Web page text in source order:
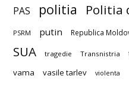
PAS politia Politia
PSRM putin Republica
SUA tragedie Transnistria
vama vasile tarlev violenta